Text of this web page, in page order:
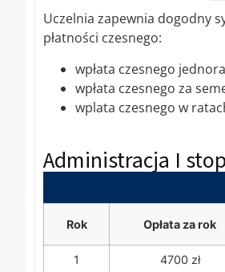
Uczelnia zapewnia dogodny
płatności czesnego:
wpłata czesnego
wpłata czesnego za
wplata czesnego w
Administracja I
Rok Opłata za rok
1 4700 zł